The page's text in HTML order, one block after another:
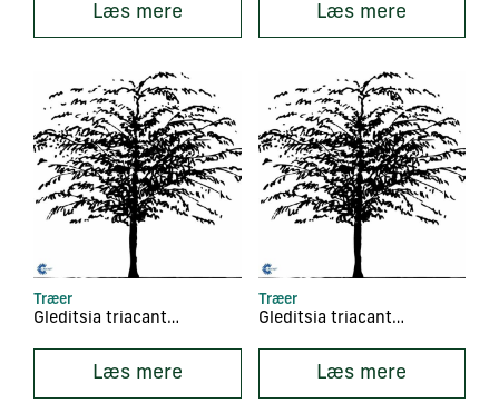
Læs mere Læs mere
Træer
Gleditsia triacanthos
Læs mere
Træer
Gleditsia triacanthos ‘Skyline’
Læs mere